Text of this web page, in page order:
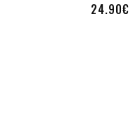
24.90€